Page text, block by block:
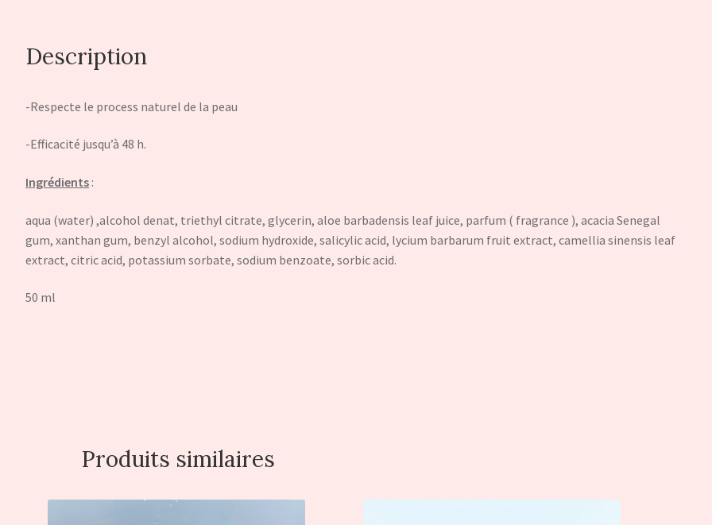
Description
-Respecte le process naturel de la peau
-Efficacité jusqu’à 48 h.
Ingrédients :
aqua (water) ,alcohol denat, triethyl citrate, glycerin, aloe barbadensis leaf juice, parfum ( fragrance ), acacia Senegal
gum, xanthan gum, benzyl alcohol, sodium hydroxide, salicylic acid, lycium barbarum fruit extract, camellia sinensis leaf
extract, citric acid, potassium sorbate, sodium benzoate, sorbic acid.
50 ml
Produits similaires